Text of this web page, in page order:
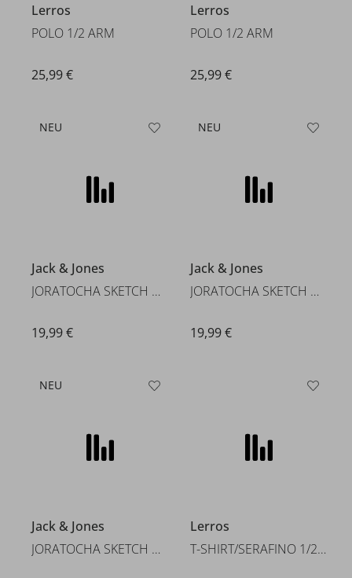
Lerros
POLO 1/2 ARM
25,99 €
Lerros
POLO 1/2 ARM
25,99 €
NEU
Jack & Jones
JORATOCHA SKETCH BACK TEE SS C
19,99 €
NEU
Jack & Jones
JORATOCHA SKETCH BACK TEE SS C
19,99 €
NEU
Jack & Jones
JORATOCHA SKETCH BACK TEE SS C
Lerros
T-SHIRT/SERAFINO 1/2 ARM